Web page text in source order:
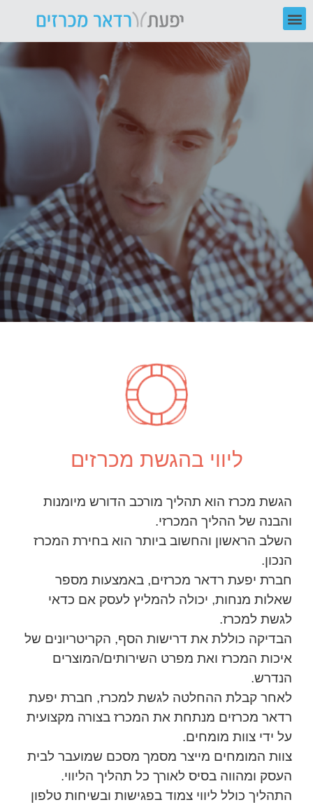
ליווי בהגשת מכרזים
הגשת מכרז הוא תהליך מורכב הדורש מיומנות
והבנה של ההליך המכרזי.
השלב הראשון והחשוב ביותר הוא בחירת המכרז
הנכון.
חברת יפעת רדאר מכרזים, באמצעות מספר
שאלות מנחות, יכולה להמליץ לעסק אם כדאי
לגשת למכרז.
הבדיקה כוללת את דרישות הסף, הקריטריונים של
איכות המכרז ואת מפרט השירותים/המוצרים
הנדרש.
לאחר קבלת ההחלטה לגשת למכרז, חברת יפעת
רדאר מכרזים מנתחת את המכרז בצורה מקצועית
על ידי צוות מומחים.
צוות המומחים מייצר מסמך מסכם שמועבר לבית
העסק ומהווה בסיס לאורך כל תהליך הליווי.
התהליך כולל ליווי צמוד בפגישות ובשיחות טלפון